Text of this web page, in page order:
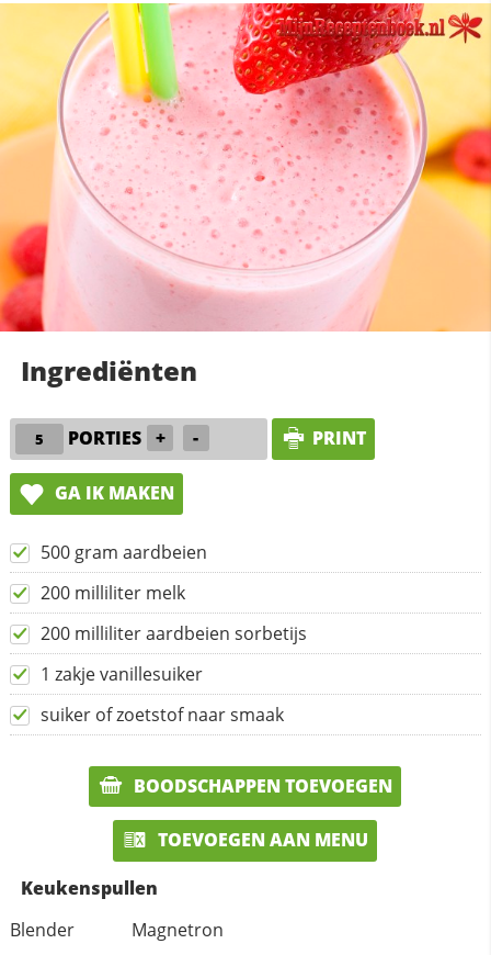
Ingrediënten
PORTIES + - PRINT
GA IK MAKEN
500 gram aardbeien
200 milliliter melk
200 milliliter aardbeien sorbetijs
1 zakje vanillesuiker
suiker of zoetstof naar smaak
BOODSCHAPPEN TOEVOEGEN
TOEVOEGEN AAN MENU
Keukenspullen
Blender
Magnetron